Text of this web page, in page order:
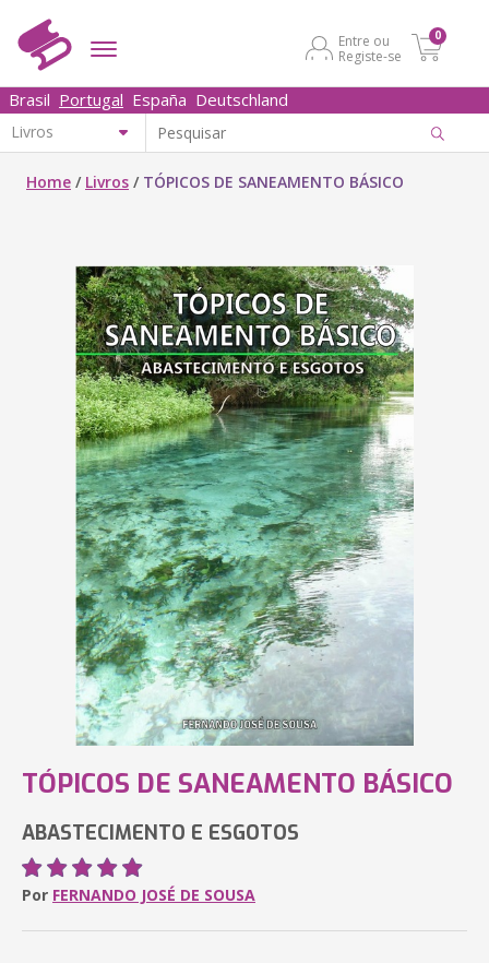
Entre ou
Registe-se
0
Brasil Portugal España Deutschland
Home / Livros / TÓPICOS DE SANEAMENTO BÁSICO
TÓPICOS DE SANEAMENTO BÁSICO
ABASTECIMENTO E ESGOTOS
Por FERNANDO JOSÉ DE SOUSA